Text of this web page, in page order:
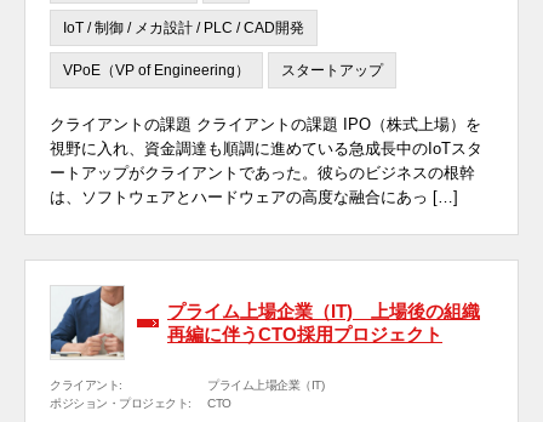
IoT / 制御 / メカ設計 / PLC / CAD開発
VPoE（VP of Engineering） スタートアップ
クライアントの課題 クライアントの課題 IPO（株式上場）を
視野に入れ、資金調達も順調に進めている急成長中のIoTスタ
ートアップがクライアントであった。彼らのビジネスの根幹
は、ソフトウェアとハードウェアの高度な融合にあっ […]
プライム上場企業（IT) 上場後の組織
再編に伴うCTO採用プロジェクト
クライアント:
プライム上場企業（IT)
ポジション・プロジェクト:
CTO